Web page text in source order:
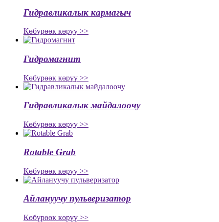
Гидравликалык кармагыч
Көбүрөөк көрүү >>
Гидромагнит
Көбүрөөк көрүү >>
Гидравликалык майдалоочу
Көбүрөөк көрүү >>
Rotable Grab
Көбүрөөк көрүү >>
Айлануучу пульверизатор
Көбүрөөк көрүү >>